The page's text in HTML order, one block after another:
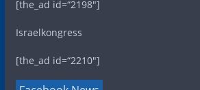
[the_ad id=“2198″]
Israelkongress
[the_ad id=“2210″]